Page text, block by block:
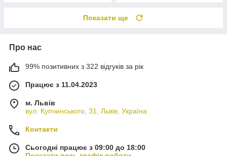
Показати ще
Про нас
99% позитивних з 322 відгуків за рік
Працює з 11.04.2023
м. Львів
вул. Купчинського, 31, Львів, Україна
Контакти
Сьогодні працює з 09:00 до 18:00